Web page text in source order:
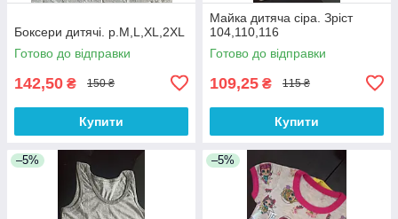
Боксери дитячі. р.M,L,XL,2XL
Готово до відправки
142,50 ₴ 150 ₴
Купити
Майка дитяча сіра. Зріст
104,110,116
Готово до відправки
109,25 ₴ 115 ₴
Купити
–5% –5%